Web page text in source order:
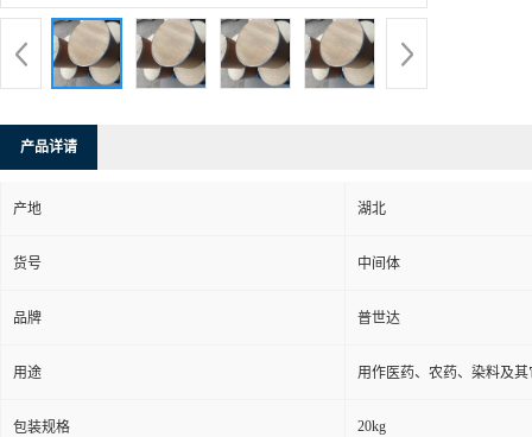
产品详请
产地 湖北
货号 中间体
品牌 普世达
用途 用作医药、农药、染料及
包装规格 20kg